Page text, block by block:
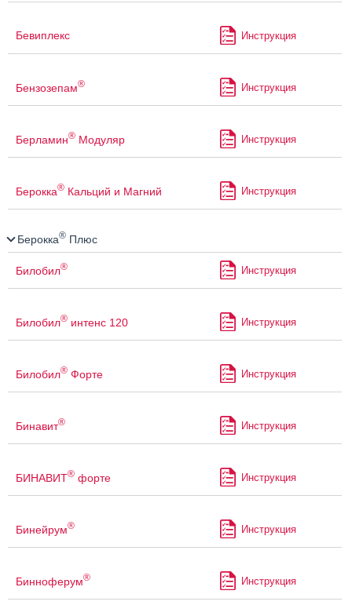
Бевиплекс Инструкция
Бензозепам® Инструкция
Берламин® Модуляр Инструкция
Берокка® Кальций и Магний Инструкция
Берокка® Плюс
Билобил® Инструкция
Билобил® интенс 120 Инструкция
Билобил® Форте Инструкция
Бинавит® Инструкция
БИНАВИТ® форте Инструкция
Бинейрум® Инструкция
Бинноферум® Инструкция